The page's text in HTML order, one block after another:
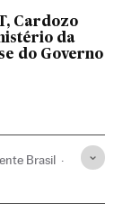
Cardozo
da
do Governo
Brasil